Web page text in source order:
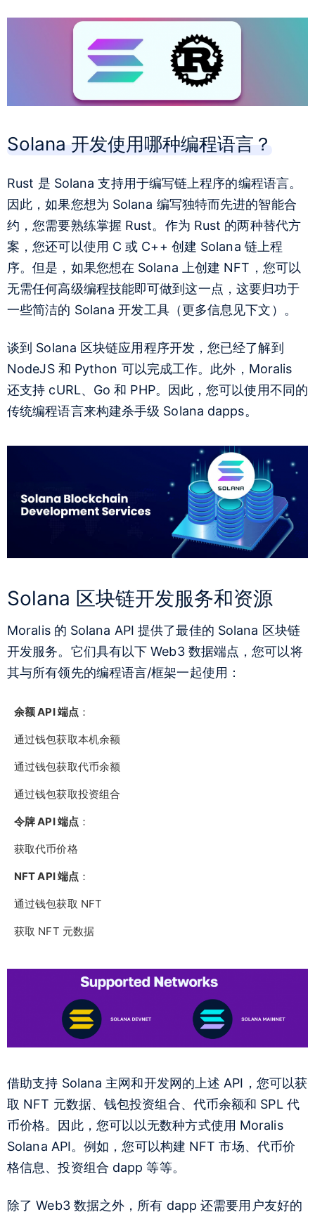
Solana 开发使用哪种编程语言？
Rust 是 Solana 支持用于编写链上程序的编程语言。
因此，如果您想为 Solana 编写独特而先进的智能合
约，您需要熟练掌握 Rust。作为 Rust 的两种替代方
案，您还可以使用 C 或 C++ 创建 Solana 链上程
序。但是，如果您想在 Solana 上创建 NFT ，您可以
无需任何高级编程技能即可做到这一点，这要归功于
一些简洁的 Solana 开发工具（更多信息见下文）。
谈到 Solana 区块链应用程序开发，您已经了解到
NodeJS 和 Python 可以完成工作。此外，Moralis
还支持 cURL、Go 和 PHP。因此，您可以使用不同的
传统编程语言来构建杀手级 Solana dapps。
Solana 区块链开发服务和资源
Moralis 的 Solana API 提供了最佳的 Solana 区块链
开发服务。它们具有以下 Web3 数据端点，您可以将
其与所有领先的编程语言/框架一起使用：
余额 API 端点：
通过钱包获取本机余额
通过钱包获取代币余额
通过钱包获取投资组合
令牌 API 端点：
获取代币价格
NFT API 端点 ：
通过钱包获取 NFT
获取 NFT 元数据
借助支持 Solana 主网和开发网的上述 API，您可以获
取 NFT 元数据、钱包投资组合、代币余额和 SPL 代
币价格。因此，您可以以无数种方式使用 Moralis
Solana API。例如，您可以构建 NFT 市场、代币价
格信息、投资组合 dapp 等等。
除了 Web3 数据之外，所有 dapp 还需要用户友好的